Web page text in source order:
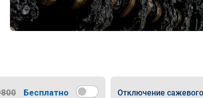
Бесплатно Отключение